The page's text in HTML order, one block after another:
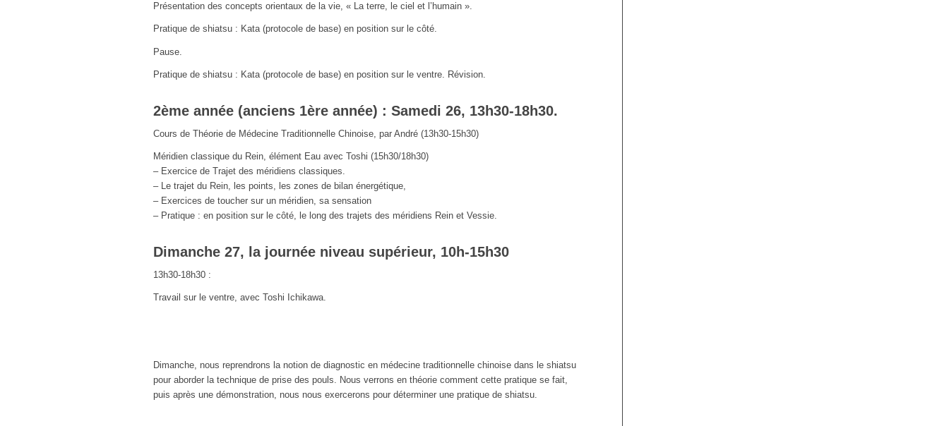
Présentation des concepts orientaux de la vie, « La terre, le ciel et l’humain ».
Pratique de shiatsu : Kata (protocole de base) en position sur le côté.
Pause.
Pratique de shiatsu : Kata (protocole de base) en position sur le ventre. Révision.
2ème année (anciens 1ère année) : Samedi 26, 13h30-18h30.
Cours de Théorie de Médecine Traditionnelle Chinoise, par André (13h30-15h30)
Méridien classique du Rein, élément Eau avec Toshi (15h30/18h30)
– Exercice de Trajet des méridiens classiques.
– Le trajet du Rein, les points, les zones de bilan énergétique,
– Exercices de toucher sur un méridien, sa sensation
– Pratique : en position sur le côté, le long des trajets des méridiens Rein et Vessie.
Dimanche 27, la journée niveau supérieur, 10h-15h30
13h30-18h30 :
Travail sur le ventre, avec Toshi Ichikawa.
Dimanche, nous reprendrons la notion de diagnostic en médecine traditionnelle chinoise dans le shiatsu
pour aborder la technique de prise des pouls. Nous verrons en théorie comment cette pratique se fait,
puis après une démonstration, nous nous exercerons pour déterminer une pratique de shiatsu.